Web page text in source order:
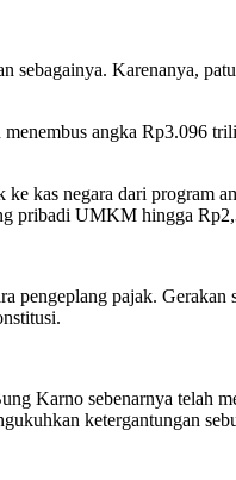
sebagainya. Karenanya,
angka Rp3.096
kas negara dari program
pribadi UMKM hingga
pengeplang pajak.
Karno sebenarnya telah
ketergantungan